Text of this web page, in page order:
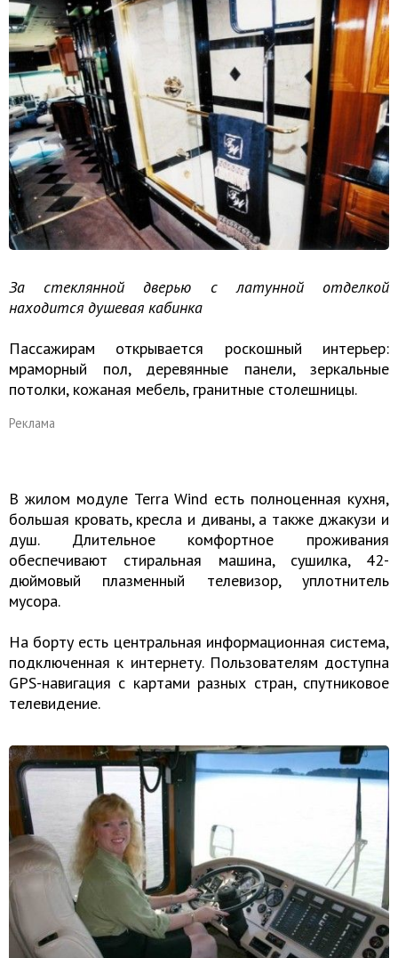
За стеклянной дверью с латунной отделкой
находится душевая кабинка
Пассажирам открывается роскошный интерьер:
мраморный пол, деревянные панели, зеркальные
потолки, кожаная мебель, гранитные столешницы.
Реклама
В жилом модуле Terra Wind есть полноценная кухня,
большая кровать, кресла и диваны, а также джакузи и
душ. Длительное комфортное проживания
обеспечивают стиральная машина, сушилка, 42-
дюймовый плазменный телевизор, уплотнитель
мусора.
На борту есть центральная информационная система,
подключенная к интернету. Пользователям доступна
GPS-навигация с картами разных стран, спутниковое
телевидение.